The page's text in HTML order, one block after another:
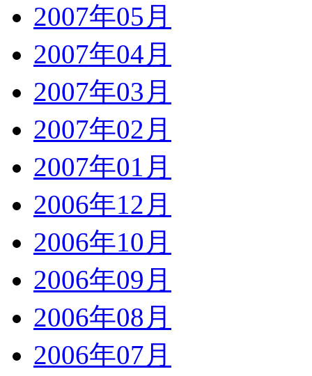
2007年05月
2007年04月
2007年03月
2007年02月
2007年01月
2006年12月
2006年10月
2006年09月
2006年08月
2006年07月